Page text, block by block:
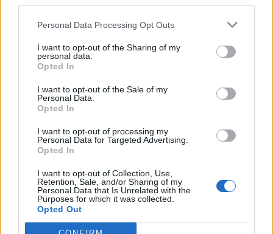
Personal Data Processing Opt Outs
I want to opt-out of the Sharing of my
personal data.
Opted In
I want to opt-out of the Sale of my
Personal Data.
Opted In
I want to opt-out of processing my
Personal Data for Targeted Advertising.
Opted In
I want to opt-out of Collection, Use,
Retention, Sale, and/or Sharing of my
Personal Data that Is Unrelated with the
Purposes for which it was collected.
Opted Out
πόλη» στη Δημοτική Επιτροπή
Σητεία: Ο Λευτέρης Σουλτάτος και η Βάσω Λασκαράκη
συναντούν τις « Χρυσοχέρες»
Εκδήλωση τιμής και μνήμης για τους 35 Εθνομάρτυρες στο
Σάρχο
Forbes: Οι καλύτεροι προορισμοί για συνταξιοδότηση
στο εξωτερικό το 2026 - Τι γράφει για την Ελλάδα